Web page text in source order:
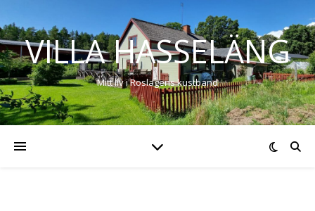
VILLA HASSELÄNG
Mitt liv i Roslagens kustband